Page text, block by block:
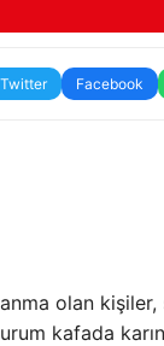
Twitter Facebook
olan
kafada